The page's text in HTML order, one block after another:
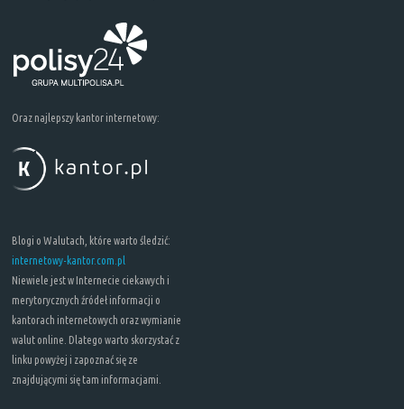
Oraz najlepszy kantor internetowy:
Blogi o Walutach, które warto śledzić:
internetowy-kantor.com.pl
Niewiele jest w Internecie ciekawych i
merytorycznych źródeł informacji o
kantorach internetowych oraz wymianie
walut online. Dlatego warto skorzystać z
linku powyżej i zapoznać się ze
znajdującymi się tam informacjami.